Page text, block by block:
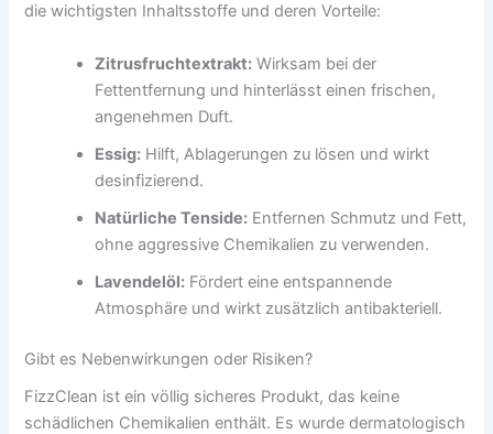
die wichtigsten Inhaltsstoffe und deren Vorteile:
Zitrusfruchtextrakt: Wirksam bei der
Fettentfernung und hinterlässt einen frischen,
angenehmen Duft.
Essig: Hilft, Ablagerungen zu lösen und wirkt
desinfizierend.
Natürliche Tenside: Entfernen Schmutz und Fett,
ohne aggressive Chemikalien zu verwenden.
Lavendelöl: Fördert eine entspannende
Atmosphäre und wirkt zusätzlich antibakteriell.
Gibt es Nebenwirkungen oder Risiken?
FizzClean ist ein völlig sicheres Produkt, das keine
schädlichen Chemikalien enthält. Es wurde dermatologisch